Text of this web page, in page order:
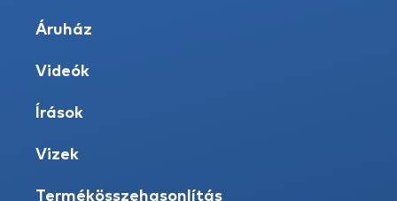
Áruház
Videók
Írások
Vizek
Termékösszehasonlítás